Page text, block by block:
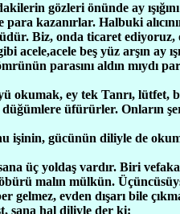
gözleri önünde ay
para kazanırlar. Halbuki
Biz, onda ticaret ediyoruz,
acele,acele beş yüz arşın ay
parasını aldın mıydı
okumak, ey tek Tanrı,
üfürürler. Onların
işinin, gücünün diliyle de
üç yoldaş vardır. Biri
malın mülkün.
gelmez, evden dışarı bile
sana hal diliyle der ki: